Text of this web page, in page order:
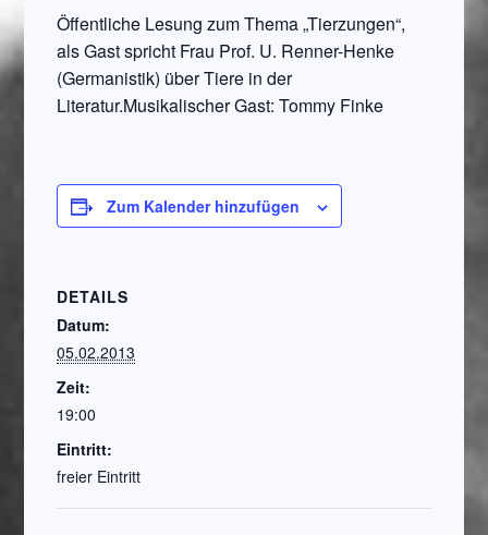
Öffentliche Lesung zum Thema „Tierzungen“,
als Gast spricht Frau Prof. U. Renner-Henke
(Germanistik) über Tiere in der
Literatur.Musikalischer Gast: Tommy Finke
Zum Kalender hinzufügen
DETAILS
Datum:
05.02.2013
Zeit:
19:00
Eintritt:
freier Eintritt